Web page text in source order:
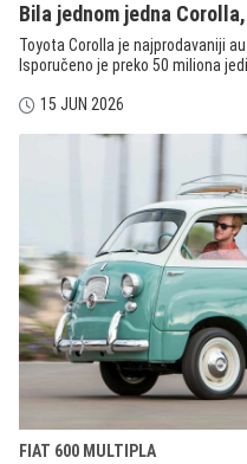
Bila jednom jedna
Toyota Corolla je najprodavaniji
Isporučeno je preko 50 miliona
15 JUN 2026
FIAT 600 MULTIPLA